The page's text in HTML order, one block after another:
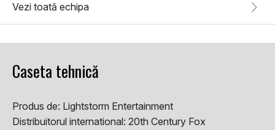
Vezi toată echipa
Caseta tehnică
Produs de: Lightstorm Entertainment
Distribuitorul international: 20th Century Fox